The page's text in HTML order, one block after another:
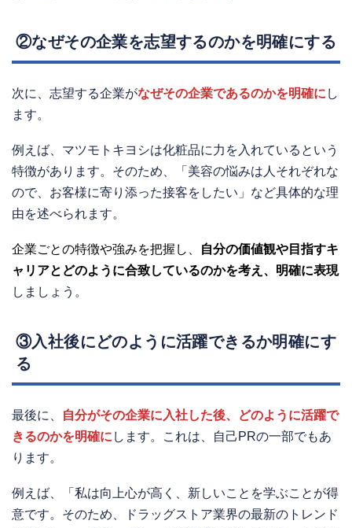
②なぜその企業を志望するのかを明確にする
次に、志望する企業がなぜその企業であるのかを明確に し
ます。
例えば、マツモトキヨシは化粧品に力を入れているという
特徴があります。そのため、「美容の悩みは人それぞれな
ので、お客様に寄り添った接客をしたい」など具体的な理
由を述べられます。
企業ごとの特徴や強みを把握し、
自分の価値観や目指すキ
ャリアとどのように合致しているのかを考え、明確に表現
しましょう。
③入社後にどのように活躍できるか明確にす
る
最後に、
自分がその企業に入社した後、どのように活躍で
きるのかを明確に します。これは、自己PRの一部でもあ
ります。
例えば、「私は向上心が高く、新しいことを学ぶことが得
意です。そのため、ドラッグストア業界の最新のトレンド